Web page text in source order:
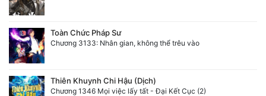
Toàn Chức Pháp Sư
Chương 3133: Nhân gian, không thể trêu vào
Thiên Khuynh Chi Hậu (Dịch)
Chương 1346 Mọi việc lấy tất - Đại Kết Cục (2)